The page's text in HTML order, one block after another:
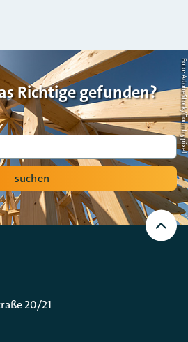
Richtige gefunden?
suchen
Foto: AdobeStock/Countrypixel
Nach
oben
Scrollen
20/21